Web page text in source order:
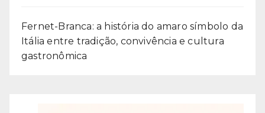
Fernet-Branca: a história do amaro símbolo da
Itália entre tradição, convivência e cultura
gastronômica